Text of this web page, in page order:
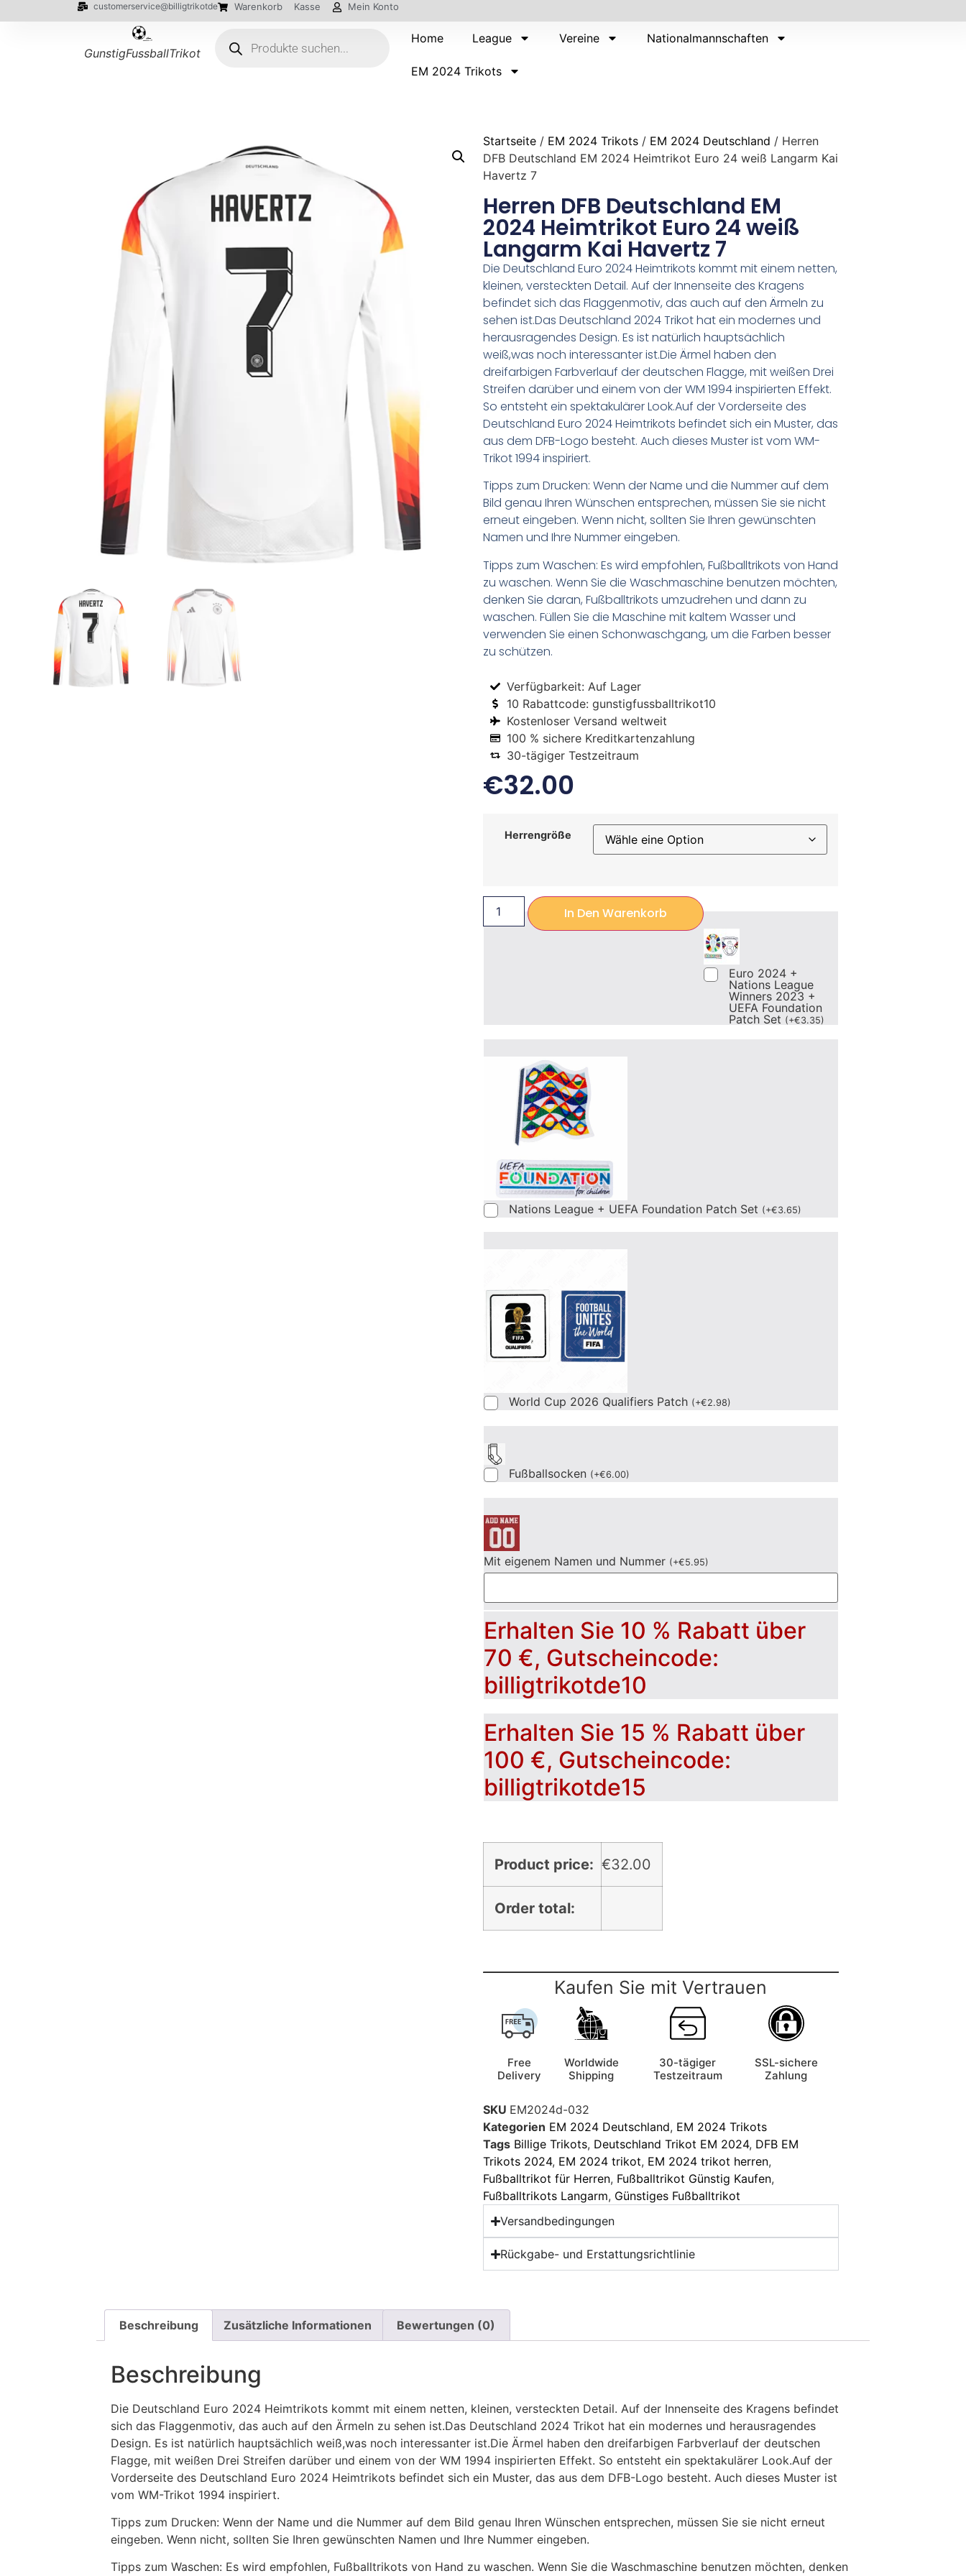
customerservice@billigtrikotde Warenkorb Kasse Mein Konto
GunstigFussballTrikot
Home League Vereine Nationalmannschaften
EM 2024 Trikots
Startseite / EM 2024 Trikots / EM 2024 Deutschland / Herren
DFB Deutschland EM 2024 Heimtrikot Euro 24 weiß Langarm Kai
Havertz 7
Herren DFB Deutschland EM
2024 Heimtrikot Euro 24 weiß
Langarm Kai Havertz 7
Die Deutschland Euro 2024 Heimtrikots kommt mit einem netten,
kleinen, versteckten Detail. Auf der Innenseite des Kragens
befindet sich das Flaggenmotiv, das auch auf den Ärmeln zu
sehen ist.Das Deutschland 2024 Trikot hat ein modernes und
herausragendes Design. Es ist natürlich hauptsächlich
weiß,was noch interessanter ist.Die Ärmel haben den
dreifarbigen Farbverlauf der deutschen Flagge, mit weißen Drei
Streifen darüber und einem von der WM 1994 inspirierten Effekt.
So entsteht ein spektakulärer Look.Auf der Vorderseite des
Deutschland Euro 2024 Heimtrikots befindet sich ein Muster, das
aus dem DFB-Logo besteht. Auch dieses Muster ist vom WM-
Trikot 1994 inspiriert.
Tipps zum Drucken: Wenn der Name und die Nummer auf dem
Bild genau Ihren Wünschen entsprechen, müssen Sie sie nicht
erneut eingeben. Wenn nicht, sollten Sie Ihren gewünschten
Namen und Ihre Nummer eingeben.
Tipps zum Waschen: Es wird empfohlen, Fußballtrikots von Hand
zu waschen. Wenn Sie die Waschmaschine benutzen möchten,
denken Sie daran, Fußballtrikots umzudrehen und dann zu
waschen. Füllen Sie die Maschine mit kaltem Wasser und
verwenden Sie einen Schonwaschgang, um die Farben besser
zu schützen.
Verfügbarkeit: Auf Lager
10 Rabattcode: gunstigfussballtrikot10
Kostenloser Versand weltweit
100 % sichere Kreditkartenzahlung
30-tägiger Testzeitraum
€32.00
Herrengröße
In Den Warenkorb
Euro 2024 +
Nations League
Winners 2023 +
UEFA Foundation
Patch Set (+€3.35)
Nations League + UEFA Foundation Patch Set (+€3.65)
World Cup 2026 Qualifiers Patch (+€2.98)
Fußballsocken (+€6.00)
Mit eigenem Namen und Nummer (+€5.95)
Erhalten Sie 10 % Rabatt über
70 €, Gutscheincode:
billigtrikotde10
Erhalten Sie 15 % Rabatt über
100 €, Gutscheincode:
billigtrikotde15
Product price: €32.00
Order total:
Kaufen Sie mit Vertrauen
Free
Delivery
Worldwide
Shipping
30-tägiger
Testzeitraum
SSL-sichere
Zahlung
SKU EM2024d-032
Kategorien EM 2024 Deutschland, EM 2024 Trikots
Tags Billige Trikots, Deutschland Trikot EM 2024, DFB EM
Trikots 2024, EM 2024 trikot, EM 2024 trikot herren,
Fußballtrikot für Herren, Fußballtrikot Günstig Kaufen,
Fußballtrikots Langarm, Günstiges Fußballtrikot
Versandbedingungen
Rückgabe- und Erstattungsrichtlinie
Beschreibung Zusätzliche Informationen Bewertungen (0)
Beschreibung
Die Deutschland Euro 2024 Heimtrikots kommt mit einem netten, kleinen, versteckten Detail. Auf der Innenseite des Kragens befindet
sich das Flaggenmotiv, das auch auf den Ärmeln zu sehen ist.Das Deutschland 2024 Trikot hat ein modernes und herausragendes
Design. Es ist natürlich hauptsächlich weiß,was noch interessanter ist.Die Ärmel haben den dreifarbigen Farbverlauf der deutschen
Flagge, mit weißen Drei Streifen darüber und einem von der WM 1994 inspirierten Effekt. So entsteht ein spektakulärer Look.Auf der
Vorderseite des Deutschland Euro 2024 Heimtrikots befindet sich ein Muster, das aus dem DFB-Logo besteht. Auch dieses Muster ist
vom WM-Trikot 1994 inspiriert.
Tipps zum Drucken: Wenn der Name und die Nummer auf dem Bild genau Ihren Wünschen entsprechen, müssen Sie sie nicht erneut
eingeben. Wenn nicht, sollten Sie Ihren gewünschten Namen und Ihre Nummer eingeben.
Tipps zum Waschen: Es wird empfohlen, Fußballtrikots von Hand zu waschen. Wenn Sie die Waschmaschine benutzen möchten, denken